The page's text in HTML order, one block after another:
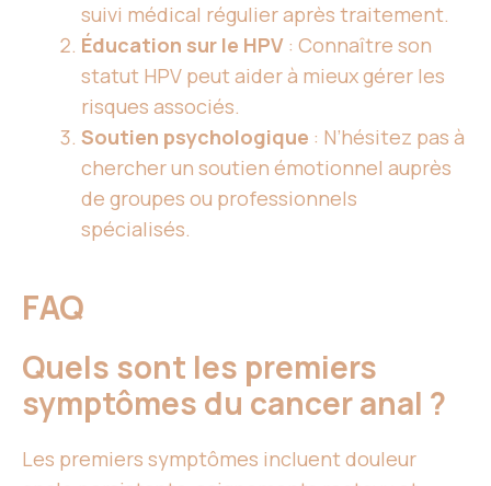
suivi médical régulier après traitement.
Éducation sur le HPV : Connaître son
statut HPV peut aider à mieux gérer les
risques associés.
Soutien psychologique : N’hésitez pas à
chercher un soutien émotionnel auprès
de groupes ou professionnels
spécialisés.
FAQ
Quels sont les premiers
symptômes du cancer anal ?
Les premiers symptômes incluent douleur